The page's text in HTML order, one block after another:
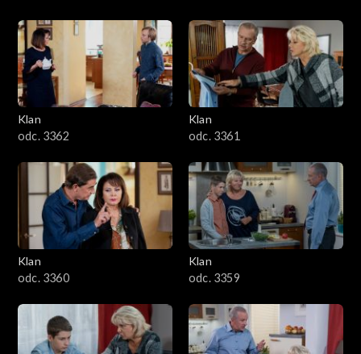
Klan
odc. 3362
Klan
odc. 3361
Klan
odc. 3360
Klan
odc. 3359